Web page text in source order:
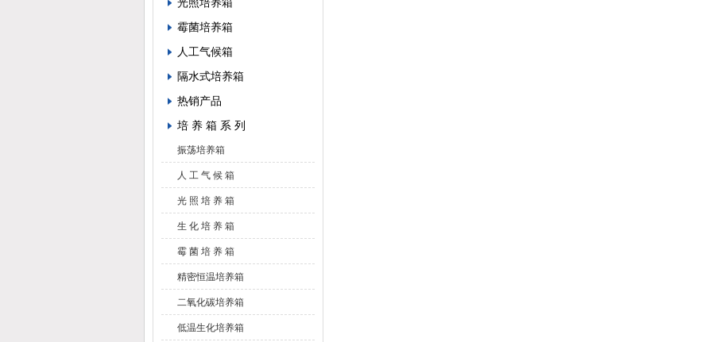
霉菌培养箱
人工气候箱
隔水式培养箱
热销产品
培 养 箱 系 列
振荡培养箱
人 工 气 候 箱
光 照 培 养 箱
生 化 培 养 箱
霉 菌 培 养 箱
精密恒温培养箱
二氧化碳培养箱
低温生化培养箱